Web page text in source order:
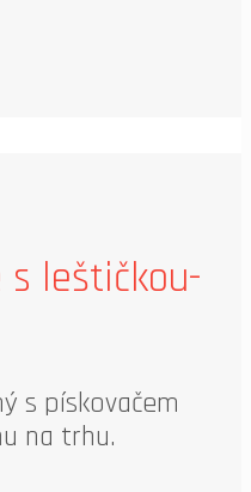
s leštičkou-
s pískovačem
na trhu.